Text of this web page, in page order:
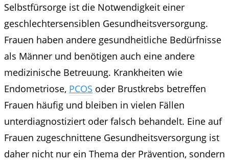
Selbstfürsorge ist die Notwendigkeit einer
geschlechtersensiblen Gesundheitsversorgung.
Frauen haben andere gesundheitliche Bedürfnisse
als Männer und benötigen auch eine andere
medizinische Betreuung. Krankheiten wie
Endometriose, PCOS oder Brustkrebs betreffen
Frauen häufig und bleiben in vielen Fällen
unterdiagnostiziert oder falsch behandelt. Eine auf
Frauen zugeschnittene Gesundheitsversorgung ist
daher nicht nur ein Thema der Prävention, sondern